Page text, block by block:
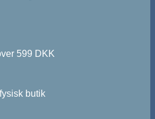
599 DKK
butik